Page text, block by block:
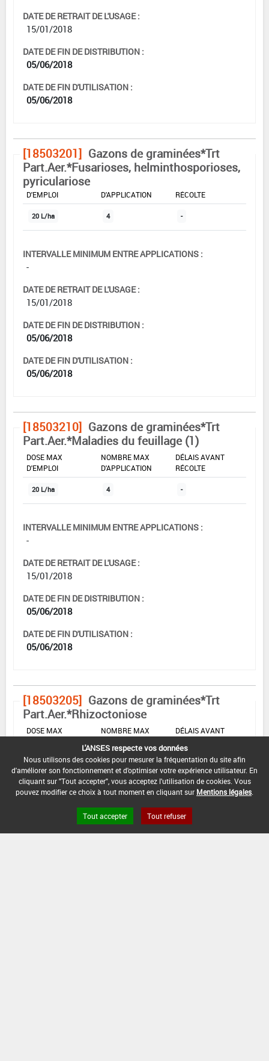
DATE DE RETRAIT DE L'USAGE :
15/01/2018
DATE DE FIN DE DISTRIBUTION :
05/06/2018
DATE DE FIN D'UTILISATION :
05/06/2018
[18503201] Gazons de graminées*Trt
Part.Aer.*Fusarioses, helminthosporioses,
pyriculariose
DOSE MAX
D'EMPLOI
D'APPLICATION
RÉCOLTE
20 L/ha 4 -
INTERVALLE MINIMUM ENTRE APPLICATIONS :
-
DATE DE RETRAIT DE L'USAGE :
15/01/2018
DATE DE FIN DE DISTRIBUTION :
05/06/2018
DATE DE FIN D'UTILISATION :
05/06/2018
[18503210] Gazons de graminées*Trt
Part.Aer.*Maladies du feuillage (1)
DOSE MAX
D'EMPLOI
NOMBRE MAX
D'APPLICATION
DÉLAIS AVANT
RÉCOLTE
20 L/ha 4 -
INTERVALLE MINIMUM ENTRE APPLICATIONS :
-
DATE DE RETRAIT DE L'USAGE :
15/01/2018
DATE DE FIN DE DISTRIBUTION :
05/06/2018
DATE DE FIN D'UTILISATION :
05/06/2018
[18503205] Gazons de graminées*Trt
Part.Aer.*Rhizoctoniose
DOSE MAX
NOMBRE MAX
DÉLAIS AVANT
20 L/ha 4 -
DATE DE RETRAIT DE L'USAGE :
L'ANSES respecte vos données
Nous utilisons des cookies pour mesurer la fréquentation du site afin
d'améliorer son fonctionnement et d'optimiser votre expérience utilisateur. En
cliquant sur "Tout accepter", vous acceptez l'utilisation de cookies. Vous
pouvez modifier ce choix à tout moment en cliquant sur Mentions légales
Tout accepter Tout refuser